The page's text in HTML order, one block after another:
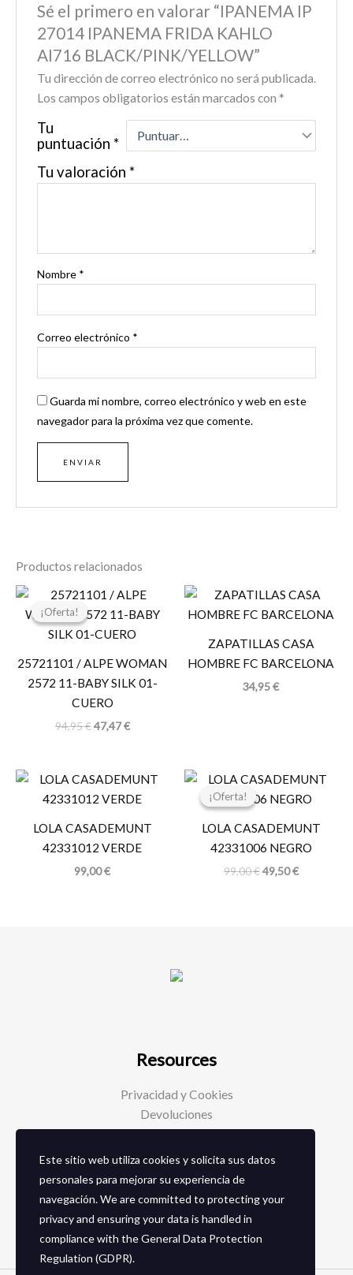
Sé el primero en valorar “IPANEMA IP
27014 IPANEMA FRIDA KAHLO
AI716 BLACK/PINK/YELLOW”
Tu dirección de correo electrónico no será publicada.
Los campos obligatorios están marcados con *
Tu
puntuación *
Tu valoración *
Nombre *
Correo electrónico *
Guarda mi nombre, correo electrónico y web en este
navegador para la próxima vez que comente.
Productos relacionados
¡Oferta!
¡Oferta!
25721101 / ALPE WOMAN
2572 11-BABY SILK 01-
CUERO
94,95€
El
original
era:
47,47€
El
actual
es:
ZAPATILLAS CASA
HOMBRE FC BARCELONA
34,95€
LOLA CASADEMUNT
42331012 VERDE
99,00€
¡Oferta!
¡Oferta!
LOLA CASADEMUNT
42331006 NEGRO
99,00€
El
original
99,00 €.
49,50€
El
actual
49,50 €.
Resources
Privacidad y Cookies
Devoluciones
Social Media
Facebook
Instagram
Este sitio web utiliza cookies y solicita sus datos
personales para mejorar su experiencia de
navegación. We are committed to protecting your
privacy and ensuring your data is handled in
compliance with theGeneral Data Protection
Regulation (GDPR).